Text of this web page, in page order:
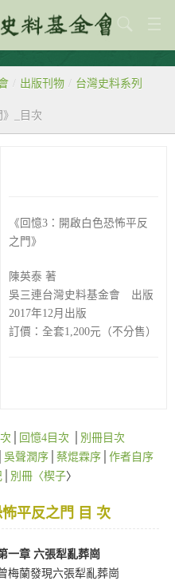
/ 出版刊物 / 台灣史料系列
》_目次
《回憶3：開啟白色恐怖平反
之門》
陳英泰 著
吳三連台灣史料基金會 出版
2017年12月出版
訂價：全套1,200元（不分售）
回憶4目次
別冊目次
吳聲潤序 蔡焜霖序
作者自序
別冊〈楔子〉
平反之門 目 次
一章 六張犁亂葬崗
梅蘭發現六張犁亂葬崗